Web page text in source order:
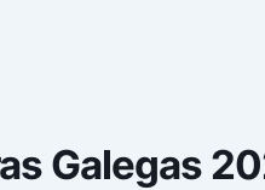
Galegas